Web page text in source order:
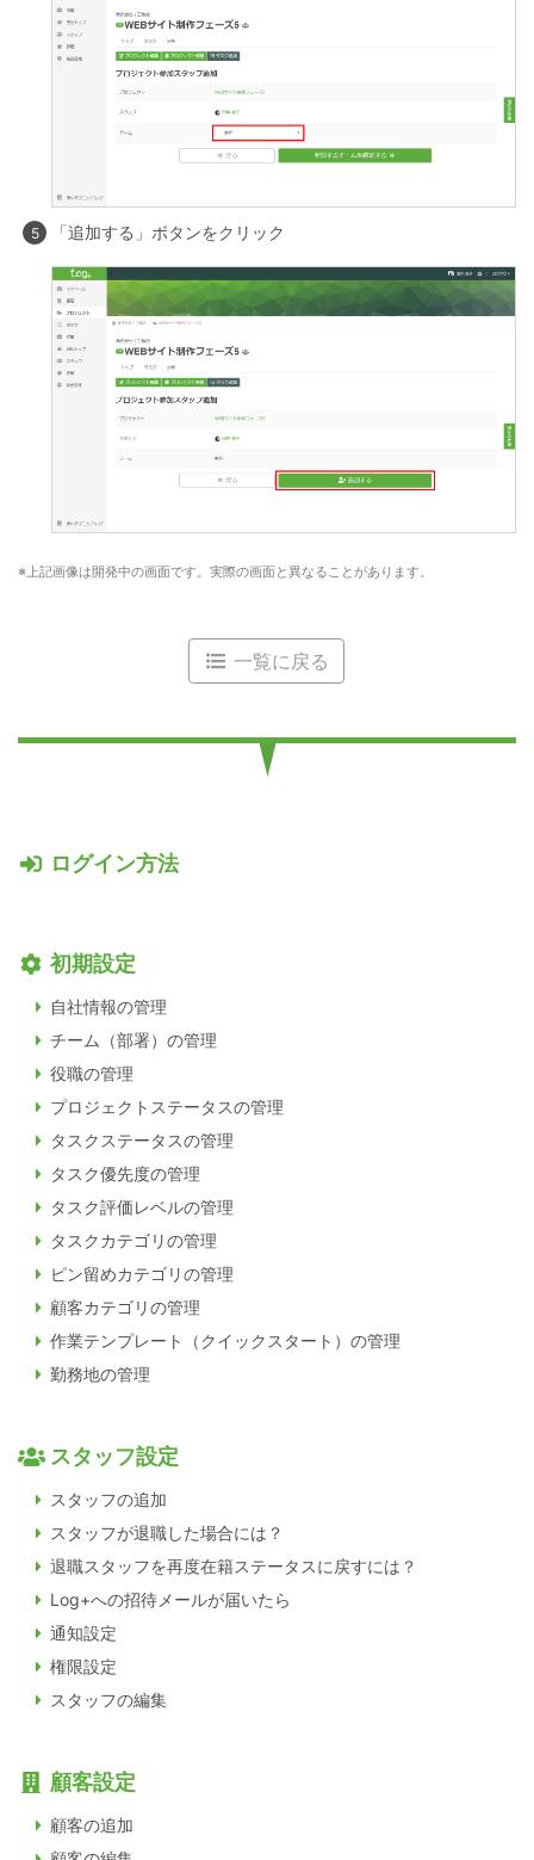
「追加する」ボタンをクリック
上記画像は開発中の画面です。実際の画面と異なることがあります。
一覧に戻る
ログイン方法
初期設定
自社情報の管理
チーム（部署）の管理
役職の管理
プロジェクトステータスの管理
タスクステータスの管理
タスク優先度の管理
タスク評価レベルの管理
タスクカテゴリの管理
ピン留めカテゴリの管理
顧客カテゴリの管理
作業テンプレート（クイックスタート）の管理
勤務地の管理
スタッフ設定
スタッフの追加
スタッフが退職した場合には？
退職スタッフを再度在籍ステータスに戻すには？
Log+への招待メールが届いたら
通知設定
権限設定
スタッフの編集
顧客設定
顧客の追加